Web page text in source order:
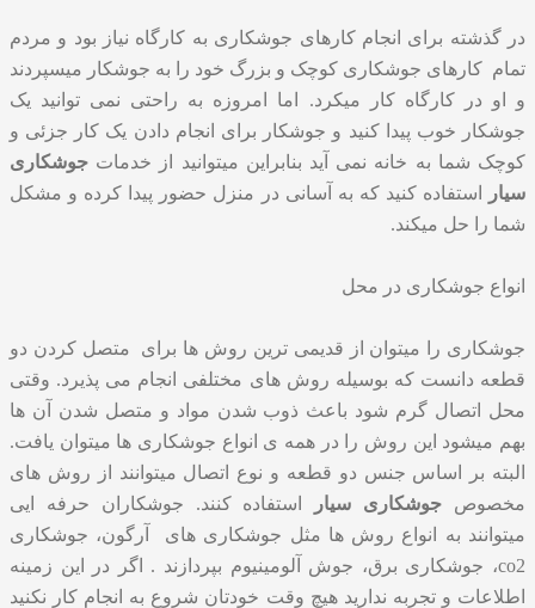
در گذشته برای انجام کارهای جوشکاری به کارگاه نیاز بود و مردم
تمام کارهای جوشکاری کوچک و بزرگ خود را به جوشکار میسپردند
و او در کارگاه کار میکرد. اما امروزه به راحتی نمی توانید یک
جوشکار خوب پیدا کنید و جوشکار برای انجام دادن یک کار جزئی و
کوچک شما به خانه نمی آید بنابراین میتوانید از خدمات جوشکاری
سیار
استفاده کنید که به آسانی در منزل حضور پیدا کرده و مشکل
شما را حل میکند.
انواع جوشکاری در محل
جوشکاری را میتوان از قدیمی ترین روش ها برای متصل کردن دو
قطعه دانست که بوسیله روش های مختلفی انجام می پذیرد. وقتی
محل اتصال گرم شود باعث ذوب شدن مواد و متصل شدن آن ها
بهم میشود این روش را در همه ی انواع جوشکاری ها میتوان یافت.
البته بر اساس جنس دو قطعه و نوع اتصال میتوانند از روش های
مخصوص جوشکاری سیار
استفاده کنند. جوشکاران حرفه ایی
میتوانند به انواع روش ها مثل جوشکاری های آرگون، جوشکاری
co2، جوشکاری برق، جوش آلومینیوم بپردازند . اگر در این زمینه
اطلاعات و تجربه ندارید هیچ وقت خودتان شروع به انجام کار نکنید